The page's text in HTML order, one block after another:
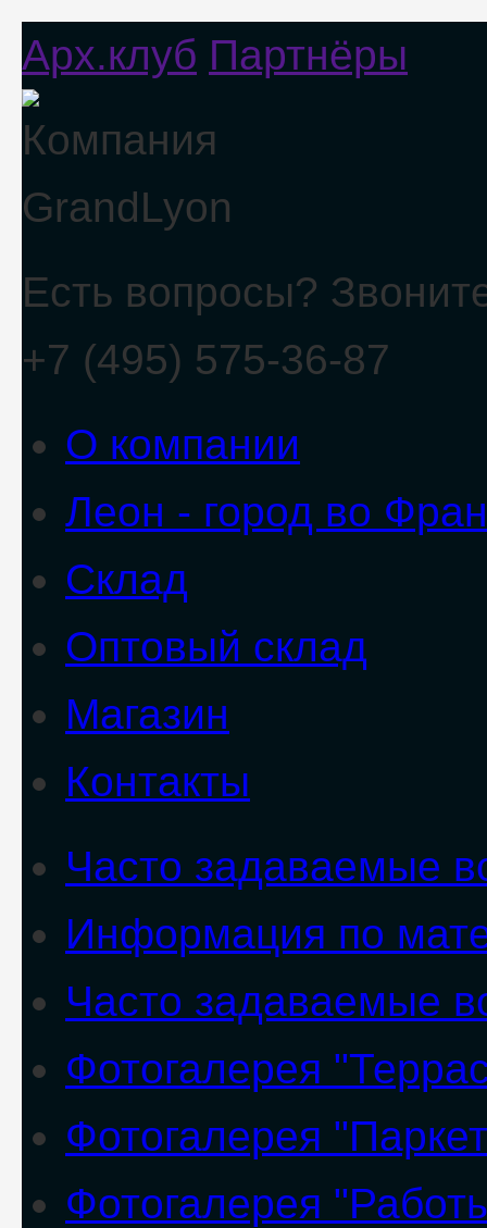
Арх.клуб Партнёры
Есть вопросы?
+7 (495) 575-36-87
О компании
Леон - город во
Склад
Оптовый склад
Магазин
Контакты
Часто задаваемые
Информация по
Часто задаваемые
Фотогалерея
Фотогалерея
Фотогалерея